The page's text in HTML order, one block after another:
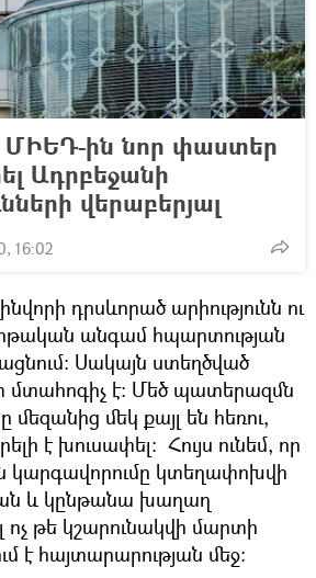
ին նոր փաստեր
Ադրբեջանի
վերաբերյալ
16:02
դրսևորած արիությունն ու
անգամ հպարտության
Սակայն ստեղծված
է։ Մեծ պատերազմն
մեզանից մեկ քայլ են հեռու,
է խուսափել։ Հույս ունեմ, որ
կարգավորումը կտեղափոխվի
և կընթանա խաղաղ
թե կշարունակվի մարտի
է հայտարարության մեջ։